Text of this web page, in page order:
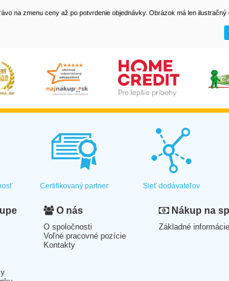
na zmenu ceny až po potvrdenie objednávky. Obrázok má len ilustračný
Certifikovaný partner Sieť dodávateľov
O nás
O spoločnosti
Voľné pracovné pozície
Kontakty
Nákup na
Základné informácie